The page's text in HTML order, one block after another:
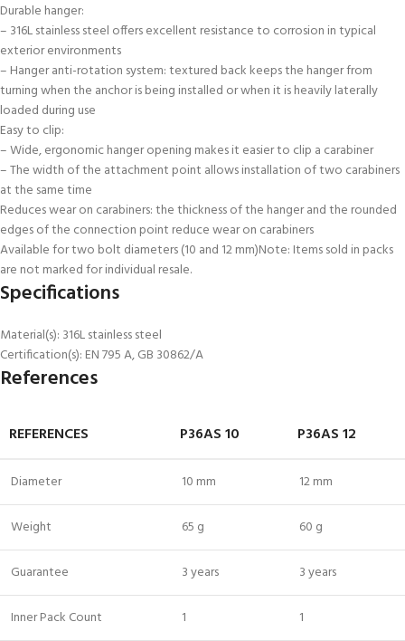
Durable hanger:
– 316L stainless steel offers excellent resistance to corrosion in typical
exterior environments
– Hanger anti-rotation system: textured back keeps the hanger from
turning when the anchor is being installed or when it is heavily laterally
loaded during use
Easy to clip:
– Wide, ergonomic hanger opening makes it easier to clip a carabiner
– The width of the attachment point allows installation of two carabiners
at the same time
Reduces wear on carabiners: the thickness of the hanger and the rounded
edges of the connection point reduce wear on carabiners
Available for two bolt diameters (10 and 12 mm)Note: Items sold in packs
are not marked for individual resale.
Specifications
Material(s): 316L stainless steel
Certification(s): EN 795 A, GB 30862/A
References
REFERENCES P36AS 10 P36AS 12
Diameter 10 mm 12 mm
Weight 65 g 60 g
Guarantee 3 years 3 years
Inner Pack Count 1 1